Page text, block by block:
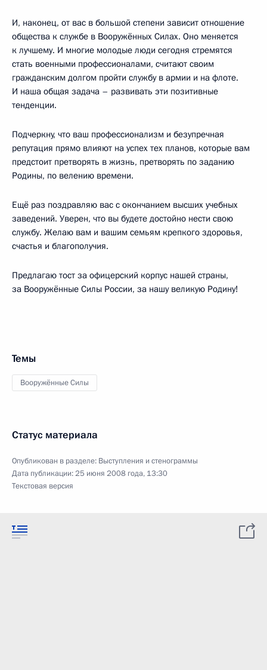
И, наконец, от вас в большой степени зависит отношение
общества к службе в Вооружённых Силах. Оно меняется
к лучшему. И многие молодые люди сегодня стремятся
стать военными профессионалами, считают своим
гражданским долгом пройти службу в армии и на флоте.
И наша общая задача – развивать эти позитивные
тенденции.
Подчеркну, что ваш профессионализм и безупречная
репутация прямо влияют на успех тех планов, которые вам
предстоит претворять в жизнь, претворять по заданию
Родины, по велению времени.
Ещё раз поздравляю вас с окончанием высших учебных
заведений. Уверен, что вы будете достойно нести свою
службу. Желаю вам и вашим семьям крепкого здоровья,
счастья и благополучия.
Предлагаю тост за офицерский корпус нашей страны,
за Вооружённые Силы России, за нашу великую Родину!
Темы
Вооружённые Силы
Статус материала
Опубликован в разделе: Выступления и стенограммы
Дата публикации:25 июня 2008 года, 13:30
Текстовая версия